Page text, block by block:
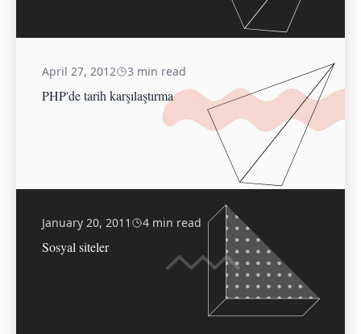
April 27, 2012 3 min read
PHP'de tarih karşılaştırma
January 20, 2011 4 min read
Sosyal siteler